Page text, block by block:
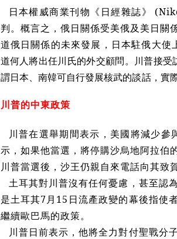
日本權威商業刊物《日經雜誌》
判。概言之，俄日關係受美俄及美日關
道俄日關係的未來發展，日本駐俄大使
道何人將出任川氏的外交顧問。川普接
謂日本、南韓可自行發展核武的談話，實
川普的中東政策
川普在選舉期間表示，美國將減少
示，如果他當選，將停購沙烏地阿拉伯
川普當選後，沙王仍親自來電話向其致
土耳其對川普沒有任何憂慮，甚至認
是土耳其7月15日流產政變的幕後指使
繼續歐巴馬的政策。
川普日前表示，他將全力對付聖戰分